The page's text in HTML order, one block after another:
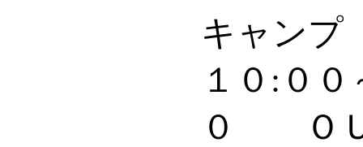
キャンプ
１０:０
０ ＯＵ